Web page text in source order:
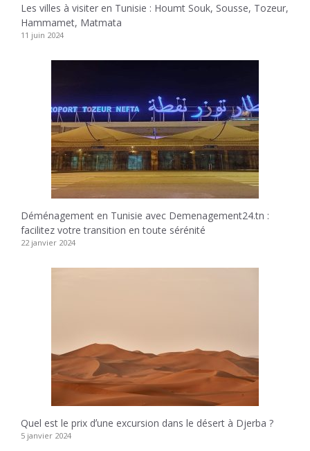
Les villes à visiter en Tunisie : Houmt Souk, Sousse, Tozeur,
Hammamet, Matmata
11 juin 2024
Déménagement en Tunisie avec Demenagement24.tn :
facilitez votre transition en toute sérénité
22 janvier 2024
Quel est le prix dʼune excursion dans le désert à Djerba ?
5 janvier 2024